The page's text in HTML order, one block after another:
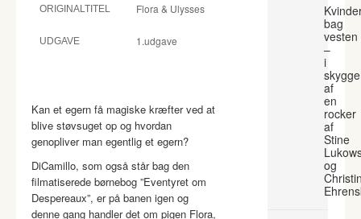
ORIGINALTITEL Flora & Ulysses
UDGAVE 1.udgave
Kan et egern få magiske kræfter ved at
blive støvsuget op og hvordan
genopliver man egentlig et egern?
DiCamillo, som også står bag den
filmatiserede børnebog ”Eventyret om
Despereaux”, er på banen igen og
denne gang handler det om pigen Flora,
bag
vesten
–
i
af
en
rocker
af
Stine
og